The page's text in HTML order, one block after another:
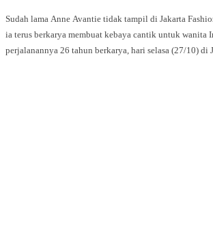
Sudah lama Anne Avantie tidak tampil di Jakarta
ia terus berkarya membuat kebaya cantik untuk wanita
perjalanannya 26 tahun berkarya, hari selasa (27/10) di